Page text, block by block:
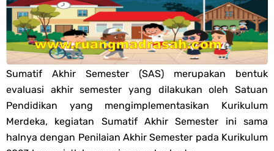
Jawaban Tugas Mandiri Dan Tugas Refleksi Modul Pedagogik Fiqih
PPG 2025
Jawaban Tugas Mandiri Dan Tugas Refleksi Modul Pedagogik Akidah
Akhlak PPG 2025
Jawaban Tugas Mandiri Dan Tugas Refleksi Modul Pedagogik Al-
Sumatif Akhir Semester (SAS) merupakan bentuk
evaluasi akhir semester yang dilakukan oleh Satuan
Pendidikan yang mengimplementasikan Kurikulum
Merdeka, kegiatan Sumatif Akhir Semester ini sama
halnya dengan Penilaian Akhir Semester pada Kurikulum